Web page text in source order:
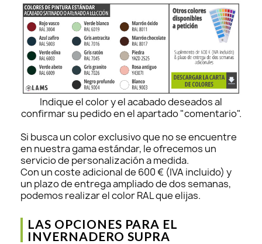
Indique el color y el acabado deseados al
confirmar su pedido en el apartado "comentario".
Si busca un color exclusivo que no se encuentre
en nuestra gama estándar, le ofrecemos un
servicio de personalización a medida.
Con un coste adicional de 600 € (IVA incluido) y
un plazo de entrega ampliado de dos semanas,
podemos realizar el color RAL que elijas.
LAS OPCIONES PARA EL
INVERNADERO SUPRA